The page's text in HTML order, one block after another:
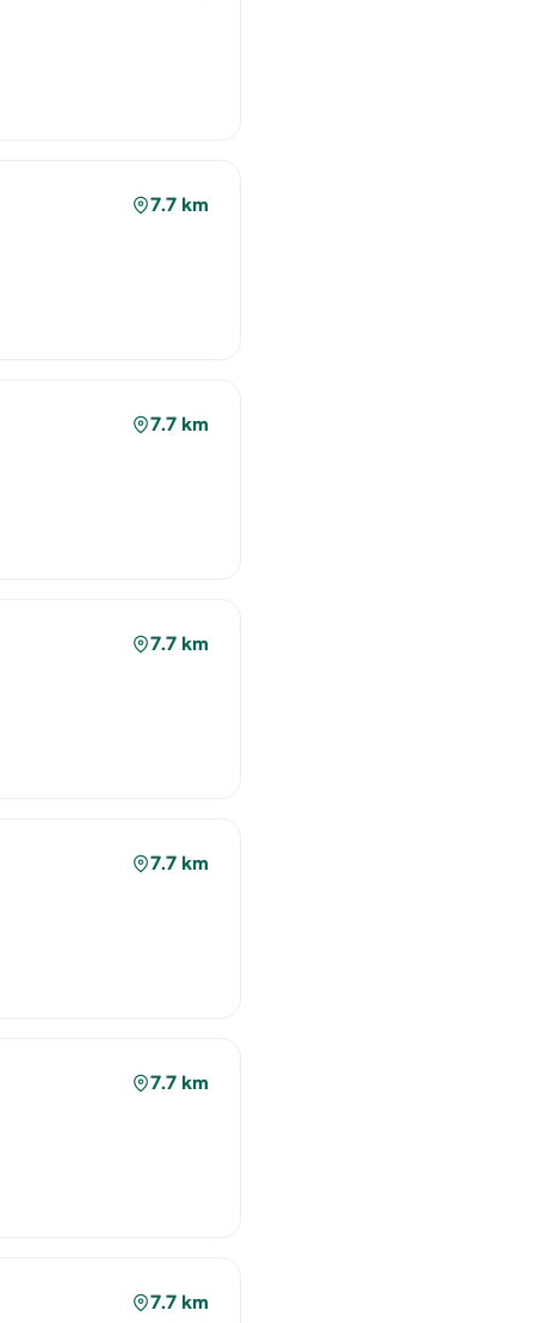
7.7 km
7.7 km
7.7 km
7.7 km
7.7 km
7.7 km